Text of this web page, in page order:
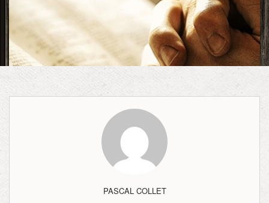
PASCAL COLLET